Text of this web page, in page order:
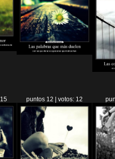
puntos 12 | votos: 12